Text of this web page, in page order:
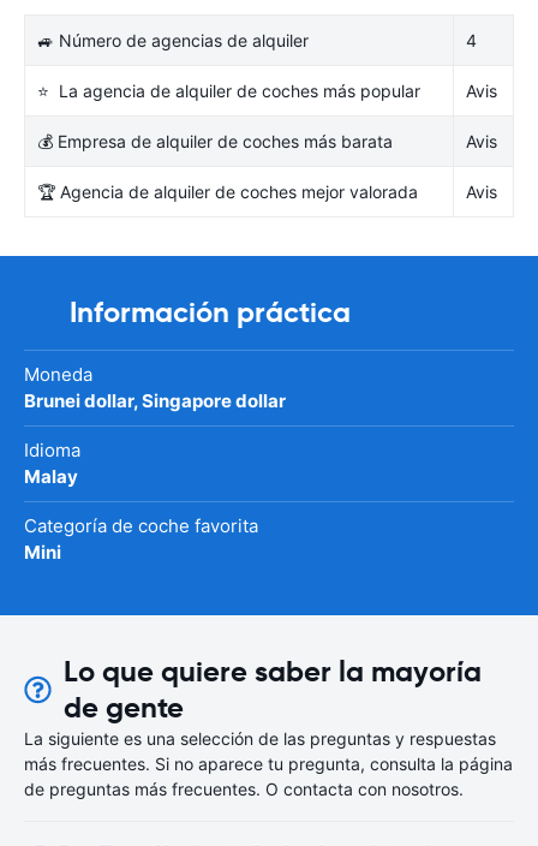
🚙 Número de agencias de alquiler 4
⭐ La agencia de alquiler de coches más popular Avis
💰 Empresa de alquiler de coches más barata Avis
🏆 Agencia de alquiler de coches mejor valorada Avis
Información práctica
Moneda
Brunei dollar, Singapore dollar
Idioma
Malay
Categoría de coche favorita
Mini
Lo que quiere saber la mayoría
de gente
La siguiente es una selección de las preguntas y respuestas
más frecuentes. Si no aparece tu pregunta, consulta la página
de preguntas más frecuentes. O contacta con nosotros.